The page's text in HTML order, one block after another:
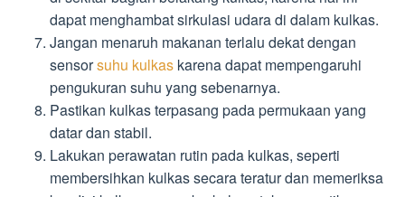
dapat menghambat sirkulasi udara di dalam kulkas.
Jangan menaruh makanan terlalu dekat dengan
sensorsuhu kulkas karena dapat mempengaruhi
pengukuran suhu yang sebenarnya.
Pastikan kulkas terpasang pada permukaan yang
datar dan stabil.
Lakukan perawatan rutin pada kulkas, seperti
membersihkan kulkas secara teratur dan memeriksa